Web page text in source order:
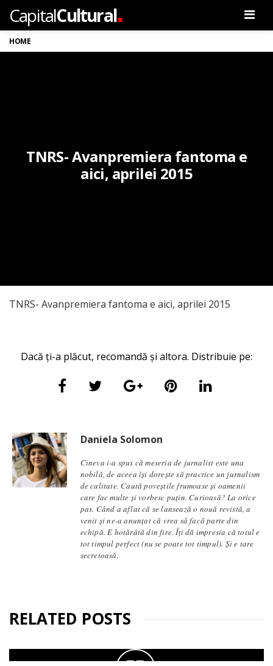
CapitalCultural
HOME
TNRS- Avanpremiera fantoma e
aici, aprilei 2015
TNRS- Avanpremiera fantoma e aici, aprilei 2015
Dacă ți-a plăcut, recomandă și altora. Distribuie pe:
Daniela Solomon
Cineva i-a spus că meseria de jurnalist este una
nobilă, de aceea își dorește să practice un jurnalism
de calitate. Caută poveștile frumoase și oamenii
care fac multe și vorbesc puțin. Curioasă? La orice
pas. Când a aflat că se lansează o nouă revistă, a
venit și ne-a anunțat că vrea să facă parte din
echipă. E hotărâtă din fire. Îți dă impresia că totul e
tot timpul perfect (nu se poate tot timpul). Și e tare
secretoasă.
RELATED POSTS